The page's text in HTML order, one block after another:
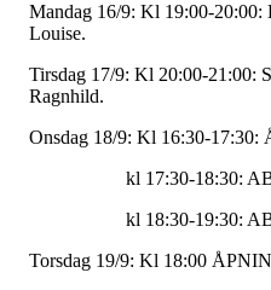
Mandag 16/9: Kl 19:00-20:00:
Louise.
Tirsdag 17/9: Kl 20:00-21:00:
Ragnhild.
Onsdag 18/9: Kl 16:30-17:30:
kl 17:30-18:30: ABU
kl 18:30-19:30: ABU
Torsdag 19/9: Kl 18:00